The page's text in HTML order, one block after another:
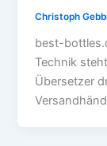
Christoph
best-
Technik
Übersetzer